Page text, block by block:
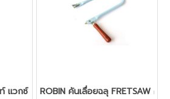
ท์ แวกซ์ 340 กรัม Soft Wax 340 g.
ROBIN คันเลื่อยฉลุ FRETSAW คัน